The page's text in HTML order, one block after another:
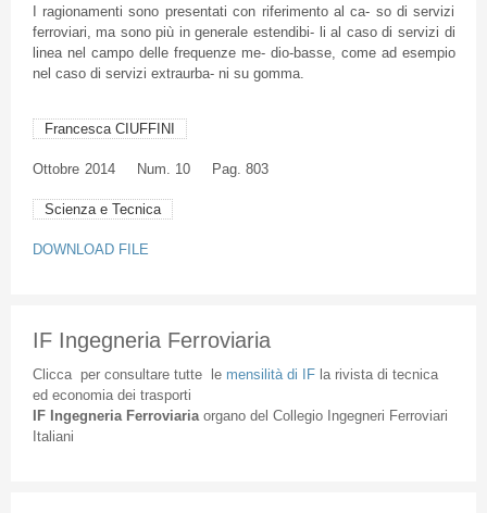
I ragionamenti sono presentati con riferimento al ca- so di servizi
ferroviari, ma sono più in generale estendibi- li al caso di servizi di
linea nel campo delle frequenze me- dio-basse, come ad esempio
nel caso di servizi extraurba- ni su gomma.
Francesca CIUFFINI
Ottobre 2014 Num. 10 Pag. 803
Scienza e Tecnica
DOWNLOAD FILE
IF Ingegneria Ferroviaria
Cliccaper consultare tuttele mensilità di IFla rivista di tecnica
ed economia dei trasporti
IF Ingegneria Ferroviaria organodel Collegio Ingegneri Ferroviari
Italiani